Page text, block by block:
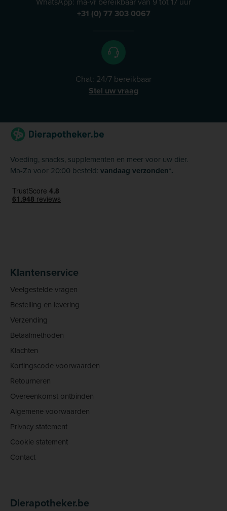
+31 (0) 77 303 0067
Chat: 24/7 bereikbaar
Stel uw vraag
Voeding, snacks, supplementen en meer voor uw dier.
Ma-Za voor 20:00 besteld: vandaag verzonden*.
Klantenservice
Veelgestelde vragen
Bestelling en levering
Verzending
Betaalmethoden
Klachten
Kortingscode voorwaarden
Retourneren
Overeenkomst ontbinden
Algemene voorwaarden
Privacy statement
Cookie statement
Contact
Dierapotheker.be